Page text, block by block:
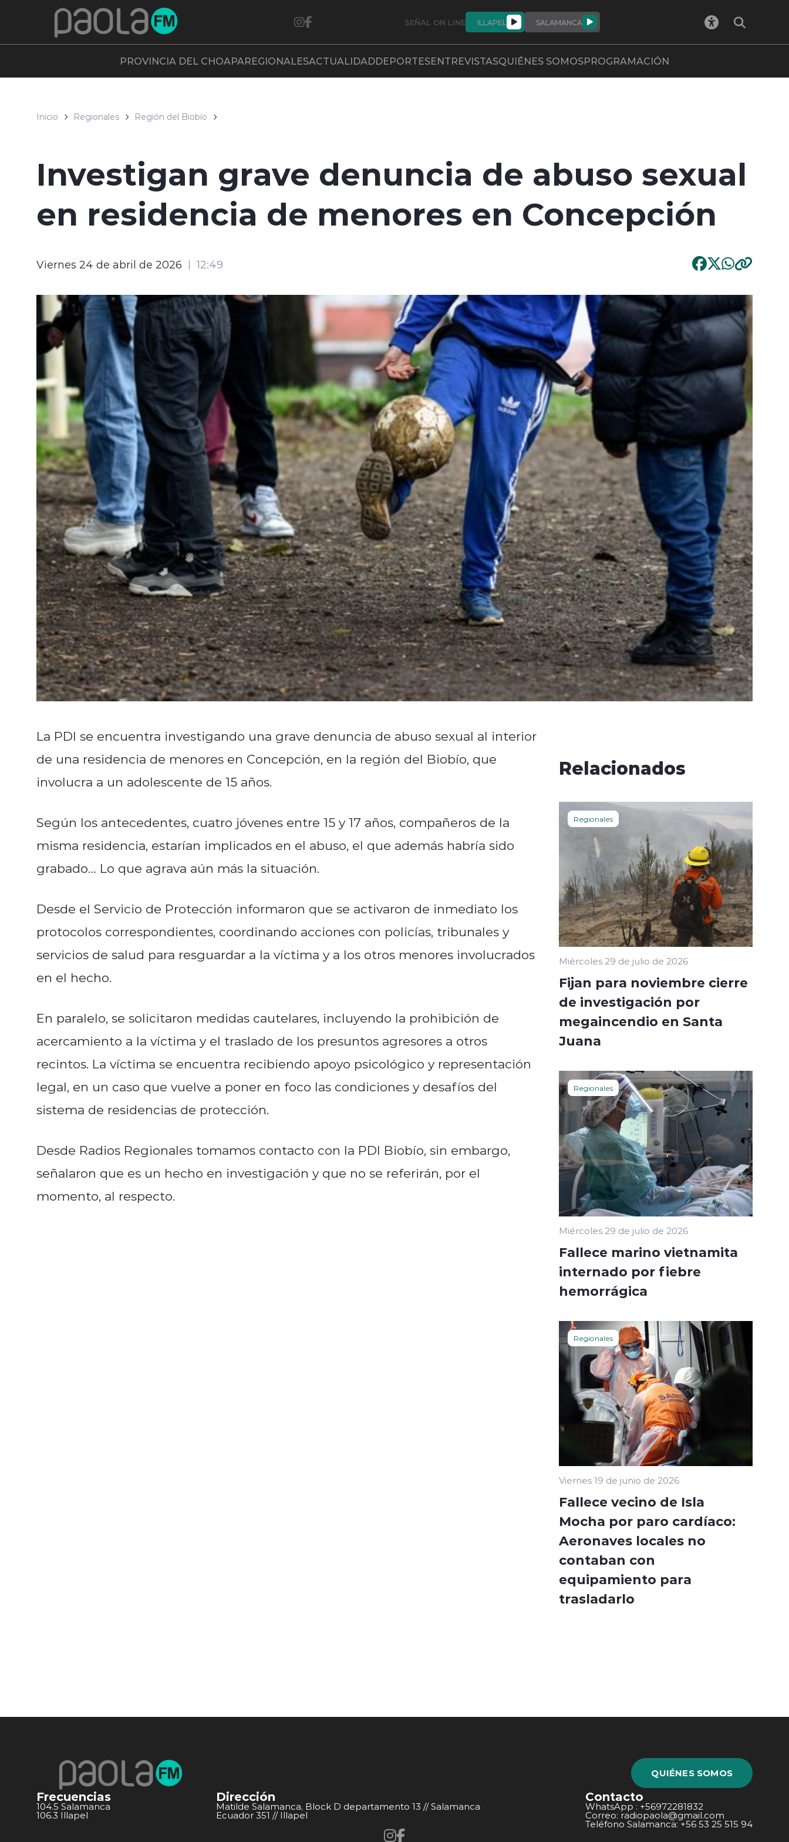
SEÑAL ON LINE ILLAPEL SALAMANCA
PROVINCIA DEL CHOAPAREGIONALESACTUALIDADDEPORTESENTREVISTASQUIÉNES SOMOSPROGRAMACIÓN
Inicio Regionales Región del Biobío
Investigan grave denuncia de abuso sexual
en residencia de menores en Concepción
Viernes 24 de abril de 2026 12:49
La PDI se encuentra investigando una grave denuncia de abuso sexual al interior
de una residencia de menores en Concepción, en la región del Biobío, que
involucra a un adolescente de 15 años.
Según los antecedentes, cuatro jóvenes entre 15 y 17 años, compañeros de la
misma residencia, estarían implicados en el abuso, el que además habría sido
grabado… Lo que agrava aún más la situación.
Desde el Servicio de Protección informaron que se activaron de inmediato los
protocolos correspondientes, coordinando acciones con policías, tribunales y
servicios de salud para resguardar a la víctima y a los otros menores involucrados
en el hecho.
En paralelo, se solicitaron medidas cautelares, incluyendo la prohibición de
acercamiento a la víctima y el traslado de los presuntos agresores a otros
recintos. La víctima se encuentra recibiendo apoyo psicológico y representación
legal, en un caso que vuelve a poner en foco las condiciones y desafíos del
sistema de residencias de protección.
Desde Radios Regionales tomamos contacto con la PDI Biobío, sin embargo,
señalaron que es un hecho en investigación y que no se referirán, por el
momento, al respecto.
Relacionados
Regionales
Miércoles 29 de julio de 2026
Fijan para noviembre cierre
de investigación por
megaincendio en Santa
Juana
Regionales
Miércoles 29 de julio de 2026
Fallece marino vietnamita
internado por fiebre
hemorrágica
Regionales
Viernes 19 de junio de 2026
Fallece vecino de Isla
Mocha por paro cardíaco:
Aeronaves locales no
contaban con
equipamiento para
trasladarlo
QUIÉNES SOMOS
Frecuencias
104.5 Salamanca
106.3 Illapel
Dirección
Matilde Salamanca, Block D departamento 13 // Salamanca
Ecuador 351 // Illapel
Contacto
WhatsApp : +56972281832
Correo: radiopaola@gmail.com
Teléfono Salamanca: +56 53 25 515 94